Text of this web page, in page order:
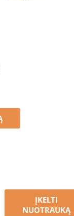
ĮKELTI
NUOTRAUKĄ